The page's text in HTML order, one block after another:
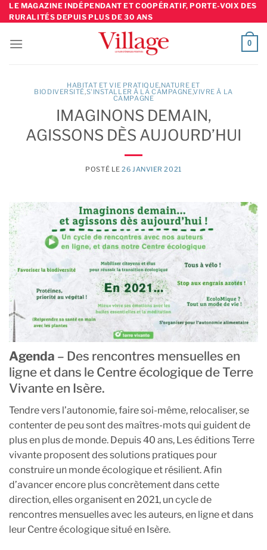
Skip
to
LE MAGAZINE INDÉPENDANT ET COOPÉRATIF, PORTE-VOIX DES
RURALITÉS DEPUIS PLUS DE 30 ANS
0
HABITAT ET VIE PRATIQUE,NATURE ET
BIODIVERSITÉ,S'INSTALLER À LA CAMPAGNE,VIVRE À LA
CAMPAGNE
IMAGINONS DEMAIN,
AGISSONS DÈS AUJOURD’HUI
POSTÉ LE26 JANVIER 2021
Agenda – Des rencontres mensuelles en
ligne et dans le Centre écologique de Terre
Vivante en Isère.
Tendre vers l’autonomie, faire soi-même, relocaliser, se
contenter de peu sont des maîtres-mots qui guident de
plus en plus de monde. Depuis 40 ans, Les éditions Terre
vivante proposent des solutions pratiques pour
construire un monde écologique et résilient. Afin
d’avancer encore plus concrètement dans cette
direction, elles organisent en 2021, un cycle de
rencontres mensuelles avec les auteurs, en ligne et dans
leur Centre écologique situé en Isère.